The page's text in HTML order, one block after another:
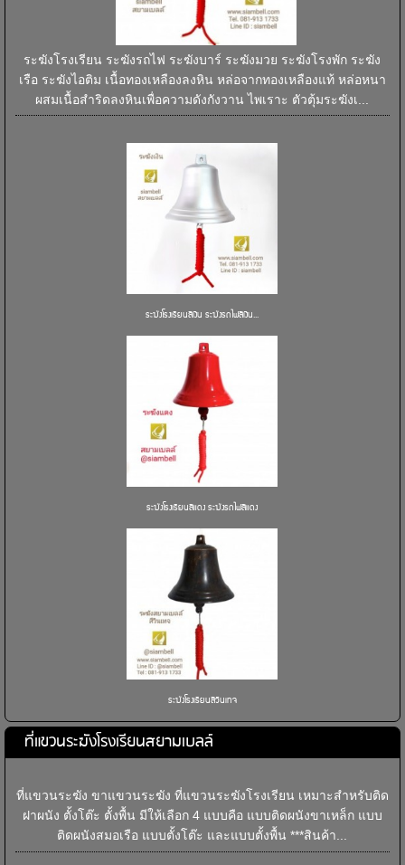
ระฆังโรงเรียน ระฆังรถไฟ ระฆังบาร์ ระฆังมวย ระฆังโรงพัก ระฆัง
เรือ ระฆังไอติม เนื้อทองเหลืองลงหิน หล่อจากทองเหลืองแท้ หล่อหนา
ผสมเนื้อสำริดลงหินเพื่อความดังกังวาน ไพเราะ ตัวตุ้มระฆังเ...
ระฆังโรงเรียนสีเงิน ระฆังรถไฟสีเงิน...
ระฆังโรงเรียนสีแดง ระฆังรถไฟสีแดง
ระฆังโรงเรียนสีวินเทจ
ที่แขวนระฆังโรงเรียนสยามเบลล์
ที่แขวนระฆัง ขาแขวนระฆัง ที่แขวนระฆังโรงเรียน เหมาะสำหรับติด
ฝาผนัง ตั้งโต๊ะ ตั้งพื้น มีให้เลือก 4 แบบคือ แบบติดผนังขาเหล็ก แบบ
ติดผนังสมอเรือ แบบตั้งโต๊ะ และแบบตั้งพื้น ***สินค้า...